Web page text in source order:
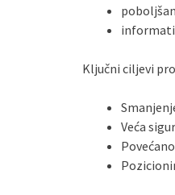
Ključni ciljevi
Veća